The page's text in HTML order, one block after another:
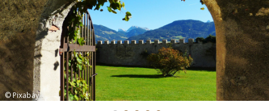
© Pixabay